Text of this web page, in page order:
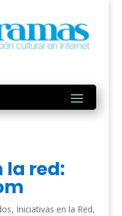
la red:
, Iniciativas en la Red,